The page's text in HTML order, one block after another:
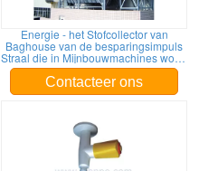
Energie - het Stofcollector van
Baghouse van de besparingsimpuls
Straal die in Mijnbouwmachines wordt
gebruikt
Contacteer ons